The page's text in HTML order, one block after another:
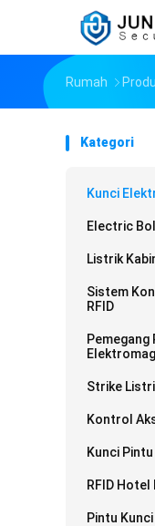
Rumah
Kategori
Kunci
Electric
Listrik
Sistem
RFID
Pemegang
Strike
Kontrol
Kunci
RFID Hotel
Pintu